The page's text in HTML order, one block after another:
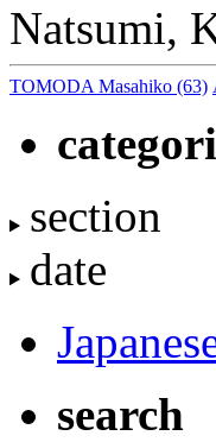
Natsumi,
TOMODA Masahiko (63)
section
date
search